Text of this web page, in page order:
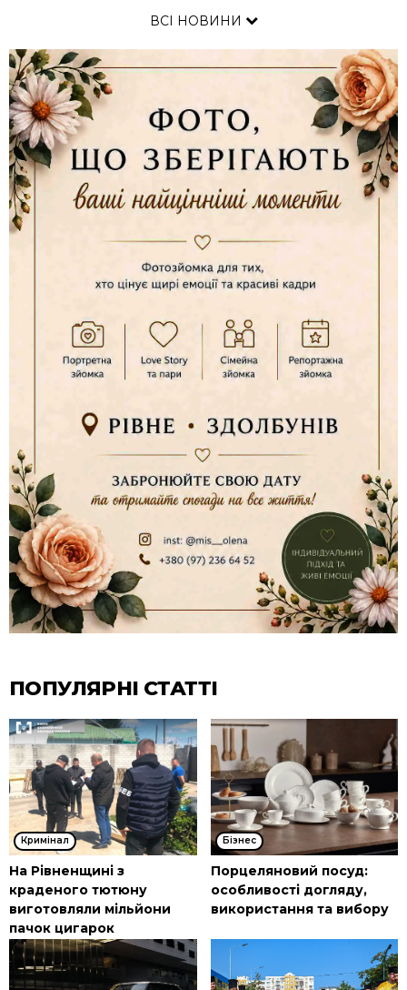
ВСІ НОВИНИ
ПОПУЛЯРНІ СТАТТІ
Кримінал
На Рівненщині з
краденого тютюну
виготовляли мільйони
пачок цигарок
Бізнес
Порцеляновий посуд:
особливості догляду,
використання та вибору